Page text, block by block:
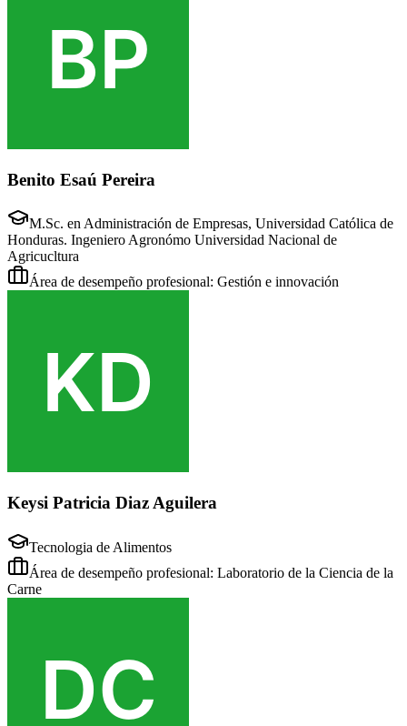
Benito Esaú Pereira
M.Sc. en Administración de Empresas, Universidad Católica de
Honduras. Ingeniero Agronómo Universidad Nacional de
Agricucltura
Área de desempeño profesional: Gestión e innovación
Keysi Patricia Diaz Aguilera
Tecnologia de Alimentos
Área de desempeño profesional: Laboratorio de la Ciencia de la
Carne